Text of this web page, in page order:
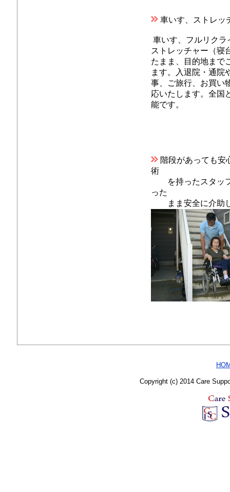
車いす、ストレッ
車いす、フルリクラ
ストレッチャー（寝
たまま、目的地まで
ます。入退院・通院
事、ご旅行、お買い
応いたします。全国
能です。
階段があっても安
術
を持ったスタッ
った
まま安全に介助
Copyright (c) 2014 Care